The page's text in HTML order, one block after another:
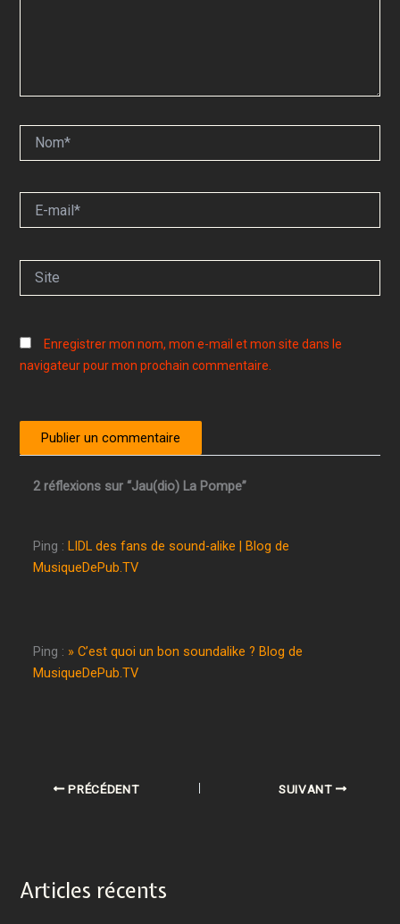
mail*
Enregistrer mon nom, mon e-mail et mon site dans le
navigateur pour mon prochain commentaire.
2 réflexions sur “Jau(dio) La Pompe”
Ping : LIDL des fans de sound-alike | Blog de
MusiqueDePub.TV
Ping : » C’est quoi un bon soundalike ? Blog de
MusiqueDePub.TV
PRÉCÉDENT SUIVANT
Articles récents